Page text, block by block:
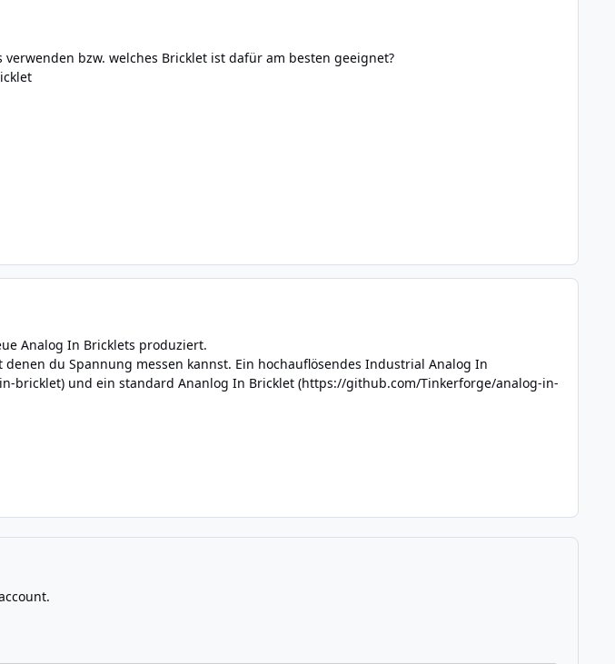
bzw. welches Bricklet ist dafür am besten geeignet?
Analog In Bricklets produziert.
du Spannung messen kannst. Ein hochauflösendes Industrial Analog In
bricklet) und ein standard Ananlog In Bricklet (https://github.com/Tinkerforge/analog-in-